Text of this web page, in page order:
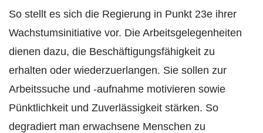
So stellt es sich die Regierung in Punkt 23e ihrer
Wachstumsinitiative vor. Die Arbeitsgelegenheiten
dienen dazu, die Beschäftigungsfähigkeit zu
erhalten oder wiederzuerlangen. Sie sollen zur
Arbeitssuche und -aufnahme motivieren sowie
Pünktlichkeit und Zuverlässigkeit stärken. So
degradiert man erwachsene Menschen zu